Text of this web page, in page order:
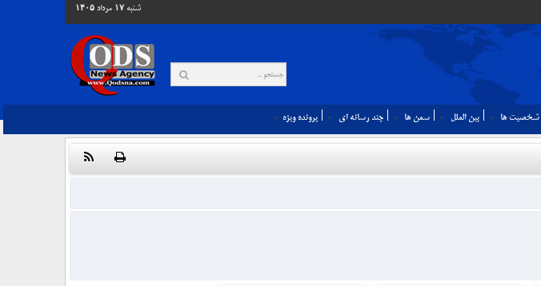
شنبه ۱۷ مرداد ۱۴۰۵
شخصيت ها بين الملل سمن ها چند رسانه اي پرونده ويژه